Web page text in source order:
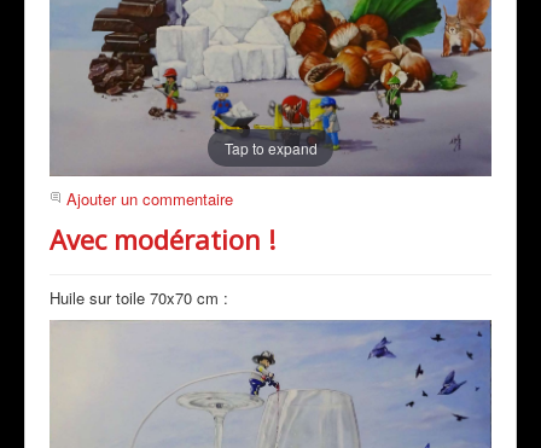
Tap to expand
Ajouter un commentaire
Avec modération !
Huile sur toile 70x70 cm :